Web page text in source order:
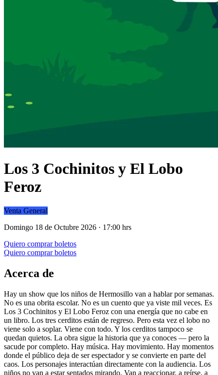
Los 3 Cochinitos y El Lobo
Feroz
Venta General
Domingo 18 de Octubre 2026 · 17:00 hrs
Quiero comprar boletos
Quiero comprar boletos
Acerca de
Hay un show que los niños de Hermosillo van a hablar por semanas.
No es una obrita escolar. No es un cuento que ya viste mil veces. Es
Los 3 Cochinitos y El Lobo Feroz con una energía que no cabe en
un libro. Los tres cerditos están de regreso. Pero esta vez el lobo no
viene solo a soplar. Viene con todo. Y los cerditos tampoco se
quedan quietos. La obra sigue la historia que ya conoces — pero la
sacude por completo. Hay música. Hay movimiento. Hay momentos
donde el público deja de ser espectador y se convierte en parte del
caos. Los personajes interactúan directamente con la audiencia. Los
niños no van a estar sentados mirando. Van a reaccionar, a reírse, a